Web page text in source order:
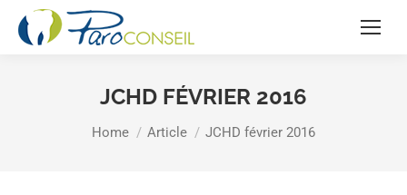
JCHD FÉVRIER 2016
You are here:
Home Article JCHD février 2016